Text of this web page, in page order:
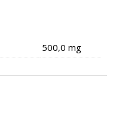
500,0 mg